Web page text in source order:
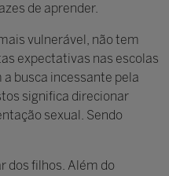
de aprender.
vulnerável, não tem
expectativas nas escolas
busca incessante pela
significa direcionar
sexual. Sendo
dos filhos. Além do